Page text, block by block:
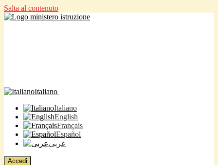
Salta al contenuto
Italiano
Italiano
English
Français
Español
عربى
Accedi